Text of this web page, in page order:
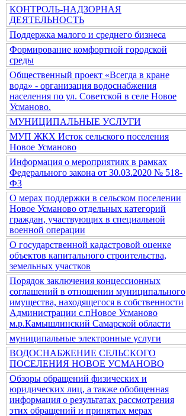
КОНТРОЛЬ-НАДЗОРНАЯ
ДЕЯТЕЛЬНОСТЬ
Поддержка малого и среднего бизнеса
Формирование комфортной городской
среды
Общественный проект «Всегда в кране
вода» - организация водоснабжения
населения по ул. Советской в селе Новое
Усманово.
МУНИЦИПАЛЬНЫЕ УСЛУГИ
МУП ЖКХ Исток сельского поселения
Новое Усманово
Информация о мероприятиях в рамках
Федерального закона от 30.03.2020 № 518-
ФЗ
О мерах поддержки в сельском поселении
Новое Усманово отдельных категорий
граждан, участвующих в специальной
военной операции
О государственной кадастровой оценке
объектов капитального строительства,
земельных участков
Порядок заключения концессионных
соглашений в отношении муниципального
имущества, находящегося в собственности
Администрации с.пНовое Усманово
м.р.Камышлинский Самарской области
муниципальные электронные услуги
ВОДОСНАБЖЕНИЕ СЕЛЬСКОГО
ПОСЕЛЕНИЯ НОВОЕ УСМАНОВО
Обзоры обращений физических и
юридических лиц, а также обобщенная
информация о результатах рассмотрения
этих обращений и принятых мерах